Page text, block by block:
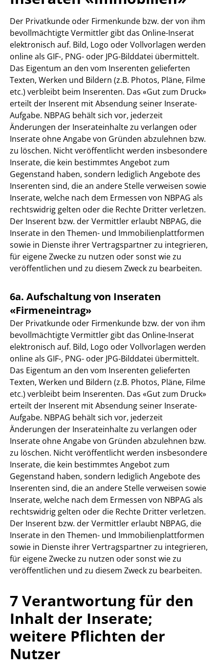
Der Privatkunde oder Firmenkunde bzw. der von ihm
bevollmächtigte Vermittler gibt das Online-Inserat
elektronisch auf. Bild, Logo oder Vollvorlagen werden
online als GIF-, PNG- oder JPG-Bilddatei übermittelt.
Das Eigentum an den vom Inserenten gelieferten
Texten, Werken und Bildern (z.B. Photos, Pläne, Filme
etc.) verbleibt beim Inserenten. Das «Gut zum Druck»
erteilt der Inserent mit Absendung seiner Inserate-
Aufgabe. NBPAG behält sich vor, jederzeit
Änderungen der Inserateinhalte zu verlangen oder
Inserate ohne Angabe von Gründen abzulehnen bzw.
zu löschen. Nicht veröffentlicht werden insbesondere
Inserate, die kein bestimmtes Angebot zum
Gegenstand haben, sondern lediglich Angebote des
Inserenten sind, die an andere Stelle verweisen sowie
Inserate, welche nach dem Ermessen von NBPAG als
rechtswidrig gelten oder die Rechte Dritter verletzen.
Der Inserent bzw. der Vermittler erlaubt NBPAG, die
Inserate in den Themen- und Immobilienplattformen
sowie in Dienste ihrer Vertragspartner zu integrieren,
für eigene Zwecke zu nutzen oder sonst wie zu
veröffentlichen und zu diesem Zweck zu bearbeiten.
6a. Aufschaltung von Inseraten
«Firmeneintrag»
Der Privatkunde oder Firmenkunde bzw. der von ihm
bevollmächtigte Vermittler gibt das Online-Inserat
elektronisch auf. Bild, Logo oder Vollvorlagen werden
online als GIF-, PNG- oder JPG-Bilddatei übermittelt.
Das Eigentum an den vom Inserenten gelieferten
Texten, Werken und Bildern (z.B. Photos, Pläne, Filme
etc.) verbleibt beim Inserenten. Das «Gut zum Druck»
erteilt der Inserent mit Absendung seiner Inserate-
Aufgabe. NBPAG behält sich vor, jederzeit
Änderungen der Inserateinhalte zu verlangen oder
Inserate ohne Angabe von Gründen abzulehnen bzw.
zu löschen. Nicht veröffentlicht werden insbesondere
Inserate, die kein bestimmtes Angebot zum
Gegenstand haben, sondern lediglich Angebote des
Inserenten sind, die an andere Stelle verweisen sowie
Inserate, welche nach dem Ermessen von NBPAG als
rechtswidrig gelten oder die Rechte Dritter verletzen.
Der Inserent bzw. der Vermittler erlaubt NBPAG, die
Inserate in den Themen- und Immobilienplattformen
sowie in Dienste ihrer Vertragspartner zu integrieren,
für eigene Zwecke zu nutzen oder sonst wie zu
veröffentlichen und zu diesem Zweck zu bearbeiten.
7 Verantwortung für den
Inhalt der Inserate;
weitere Pflichten der
Nutzer